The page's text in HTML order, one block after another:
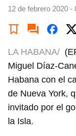
12 de febrero 2020 -
LA HABANA/
Miguel Díaz-
Habana con el
de Nueva York,
invitado por el
la Isla.